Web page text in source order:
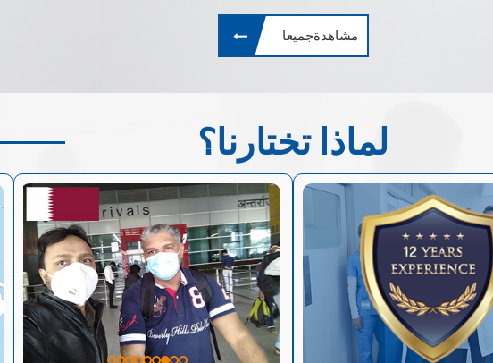
مشاهدةجميعا
لماذا تختارنا؟